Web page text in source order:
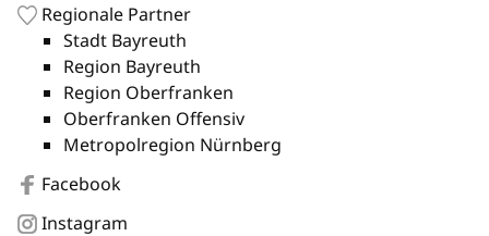
Regionale Partner
Stadt Bayreuth
Region Bayreuth
Region Oberfranken
Oberfranken Offensiv
Metropolregion Nürnberg
Facebook
Instagram